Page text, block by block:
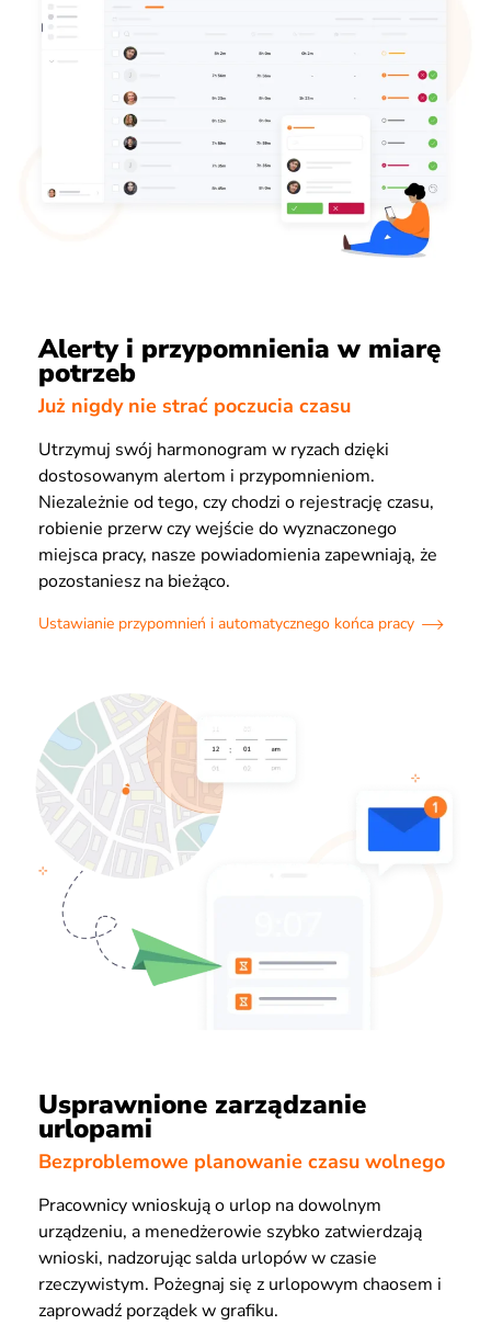
Alerty i przypomnienia w miarę
potrzeb
Już nigdy nie strać poczucia czasu
Utrzymuj swój harmonogram w ryzach dzięki
dostosowanym alertom i przypomnieniom.
Niezależnie od tego, czy chodzi o rejestrację czasu,
robienie przerw czy wejście do wyznaczonego
miejsca pracy, nasze powiadomienia zapewniają, że
pozostaniesz na bieżąco.
Ustawianie przypomnień i automatycznego końca pracy
Usprawnione zarządzanie
urlopami
Bezproblemowe planowanie czasu wolnego
Pracownicy wnioskują o urlop na dowolnym
urządzeniu, a menedżerowie szybko zatwierdzają
wnioski, nadzorując salda urlopów w czasie
rzeczywistym. Pożegnaj się z urlopowym chaosem i
zaprowadź porządek w grafiku.